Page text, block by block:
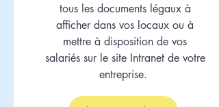
tous les documents légaux à
afficher dans vos locaux ou à
mettre à disposition de vos
salariéssur le site Intranet de votre
entreprise.